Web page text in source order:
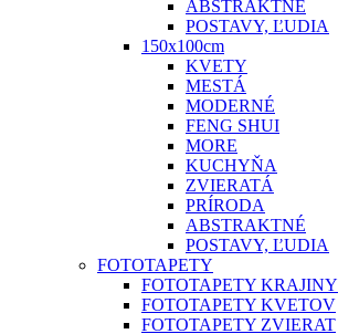
ABSTRAKTNÉ
POSTAVY, ĽUDIA
150x100cm
KVETY
MESTÁ
MODERNÉ
FENG SHUI
MORE
KUCHYŇA
ZVIERATÁ
PRÍRODA
ABSTRAKTNÉ
POSTAVY, ĽUDIA
FOTOTAPETY
FOTOTAPETY KRAJINY
FOTOTAPETY KVETOV
FOTOTAPETY ZVIERAT